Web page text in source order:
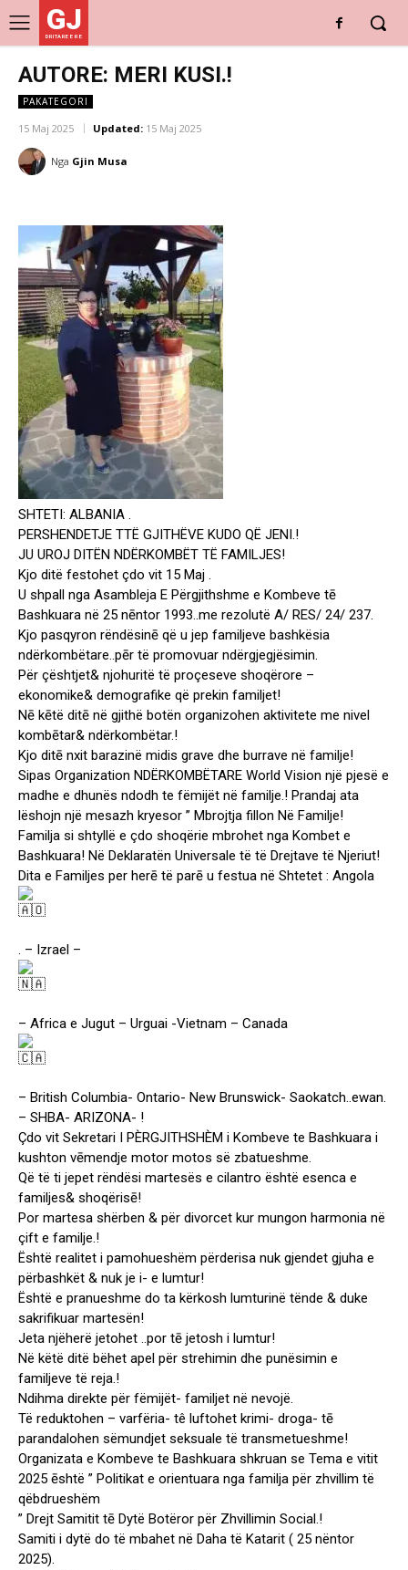
GJ
DRITARE E RE
AUTORE: MERI KUSI.!
PAKATEGORI
15 Maj 2025 Updated: 15 Maj 2025
Nga Gjin Musa
SHTETI: ALBANIA .
PERSHENDETJE TTË GJITHËVE KUDO QË JENI.!
JU UROJ DITËN NDËRKOMBËT TË FAMILJES!
Kjo ditë festohet çdo vit 15 Maj .
U shpall nga Asambleja E Përgjithshme e Kombeve tē
Bashkuara në 25 nēntor 1993..me rezolutë A/ RES/ 24/ 237.
Kjo pasqyron rëndësinē që u jep familjeve bashkësia
ndërkombëtare..pēr të promovuar ndërgjegjësimin.
Për çështjet& njohuritë të proçeseve shoqërore –
ekonomike& demografike që prekin familjet!
Nē kētë ditē në gjithë botën organizohen aktivitete me nivel
kombētar& ndërkombëtar.!
Kjo ditē nxit barazinë midis grave dhe burrave në familje!
Sipas Organization NDËRKOMBËTARE World Vision një pjesë e
madhe e dhunës ndodh te fëmijët në familje.! Prandaj ata
lëshojn një mesazh kryesor ” Mbrojtja fillon Në Familje!
Familja si shtyllë e çdo shoqërie mbrohet nga Kombet e
Bashkuara! Në Deklaratën Universale të të Drejtave të Njeriut!
Dita e Familjes per herē të parē u festua në Shtetet : Angola
. – Izrael –
– Africa e Jugut – Urguai -Vietnam – Canada
– British Columbia- Ontario- New Brunswick- Saokatch..ewan.
– SHBA- ARIZONA- !
Çdo vit Sekretari I PÈRGJITHSHÈM i Kombeve te Bashkuara i
kushton vēmendje motor motos së zbatueshme.
Që të ti jepet rëndësi martesës e cilantro është esenca e
familjes& shoqërisē!
Por martesa shërben & për divorcet kur mungon harmonia në
çift e familje.!
Është realitet i pamohueshëm përderisa nuk gjendet gjuha e
përbashkët & nuk je i- e lumtur!
Është e pranueshme do ta kërkosh lumturinë tënde & duke
sakrifikuar martesën!
Jeta njëherë jetohet ..por tē jetosh i lumtur!
Në këtë ditë bëhet apel për strehimin dhe punësimin e
familjeve të reja.!
Ndihma direkte për fëmijët- familjet në nevojë.
Të reduktohen – varfëria- tê luftohet krimi- droga- tē
parandalohen sëmundjet seksuale të transmetueshme!
Organizata e Kombeve te Bashkuara shkruan se Tema e vitit
2025 ēshtë ” Politikat e orientuara nga familja për zhvillim të
qëbdrueshëm
” Drejt Samitit tē Dytë Botëror për Zhvillimin Social.!
Samiti i dytë do të mbahet në Daha të Katarit ( 25 nëntor
2025).